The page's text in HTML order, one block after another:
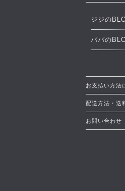
ジジの
ババの
お支払い方法
配送方法・送
お問い合わせ